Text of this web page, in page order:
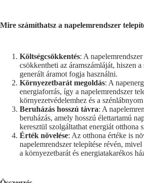
Mire számíthatsz a napelemrendszer
Költségcsökkentés: A
csökkentheti az áramszámláját, hiszen a
generált áramot fogja használni.
Környezetbarát megoldás: A
energiaforrás, így a napelemrendszer
környezetvédelemhez és a
Beruházás hosszú távra: A
beruházás, amely hosszú élettartamú
keresztül szolgáltathat energiát otthona
Érték növelése: Az otthona értéke is
napelemrendszer telepítése révén,
a környezetbarát és energiatakarékos